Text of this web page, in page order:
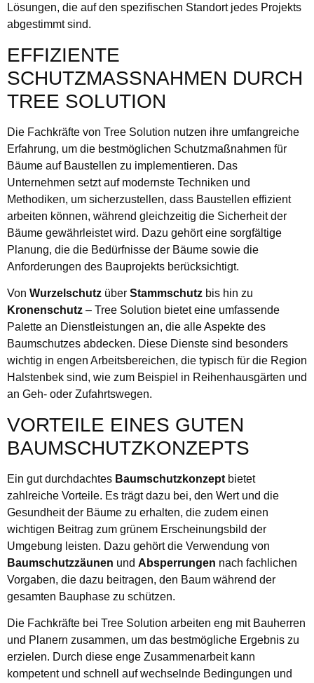
Lösungen, die auf den spezifischen Standort jedes Projekts
abgestimmt sind.
EFFIZIENTE
SCHUTZMASSNAHMEN DURCH T
REE SOLUTION
Die Fachkräfte von Tree Solution nutzen ihre umfangreiche
Erfahrung, um die bestmöglichen Schutzmaßnahmen für
Bäume auf Baustellen zu implementieren. Das
Unternehmen setzt auf modernste Techniken und
Methodiken, um sicherzustellen, dass Baustellen effizient
arbeiten können, während gleichzeitig die Sicherheit der
Bäume gewährleistet wird. Dazu gehört eine sorgfältige
Planung, die die Bedürfnisse der Bäume sowie die
Anforderungen des Bauprojekts berücksichtigt.
Von Wurzelschutz über Stammschutz bis hin zu
Kronenschutz – Tree Solution bietet eine umfassende
Palette an Dienstleistungen an, die alle Aspekte des
Baumschutzes abdecken. Diese Dienste sind besonders
wichtig in engen Arbeitsbereichen, die typisch für die Region
Halstenbek sind, wie zum Beispiel in Reihenhausgärten und
an Geh- oder Zufahrtswegen.
VORTEILE EINES GUTEN
BAUMSCHUTZKONZEPTS
Ein gut durchdachtes Baumschutzkonzept bietet
zahlreiche Vorteile. Es trägt dazu bei, den Wert und die
Gesundheit der Bäume zu erhalten, die zudem einen
wichtigen Beitrag zum grünem Erscheinungsbild der
Umgebung leisten. Dazu gehört die Verwendung von
Baumschutzzäunen und Absperrungen nach fachlichen
Vorgaben, die dazu beitragen, den Baum während der
gesamten Bauphase zu schützen.
Die Fachkräfte bei Tree Solution arbeiten eng mit Bauherren
und Planern zusammen, um das bestmögliche Ergebnis zu
erzielen. Durch diese enge Zusammenarbeit kann
kompetent und schnell auf wechselnde Bedingungen und